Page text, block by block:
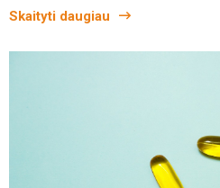
Skaityti daugiau